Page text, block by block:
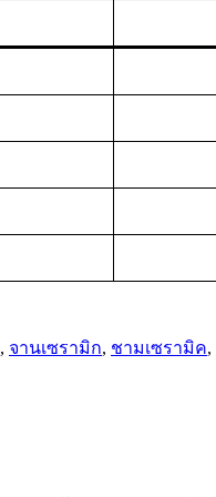
, จานเซรามิก, ชามเซรามิค,